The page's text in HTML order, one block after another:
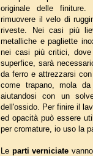
originale delle
rimuovere il velo di
riveste. Nei casi più
metalliche e pagliette
nei casi più critici, dove
superfice, sarà
da ferro e attrezzarsi
come trapano, mola
aiutandosi con un
dell'ossido. Per finire il
ed opacità può essere
per cromature, io uso la
Le parti verniciate